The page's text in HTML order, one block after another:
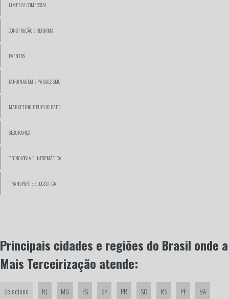
LIMPEZA COMERCIAL
CONSTRUÇÃO E REFORMA
EVENTOS
JARDINAGEM E PAISAGISMO
MARKETING E PUBLICIDADE
SEGURANÇA
TECNOLOGIA E INFORMÁTICA
TRANSPORTE E LOGÍSTICA
Principais cidades e regiões do Brasil onde a
Mais Terceirização atende:
Selecione RJ MG ES SP PR SC RS PE
BA